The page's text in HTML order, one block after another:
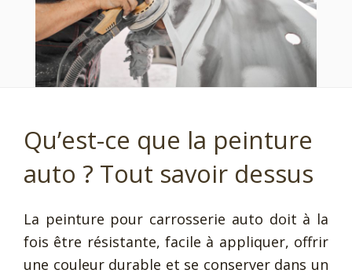
Qu’est-ce que la peinture
auto ? Tout savoir dessus
La peinture pour carrosserie auto doit à la
fois être résistante, facile à appliquer, offrir
une couleur durable et se conserver dans un